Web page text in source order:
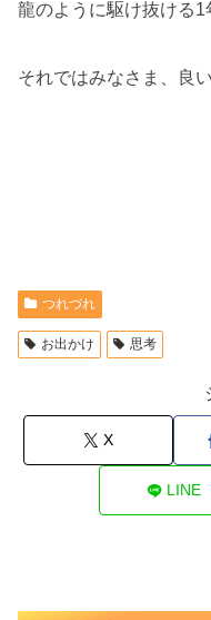
それではみなさま、良
つれづれ
お出かけ 思考
X
LINE